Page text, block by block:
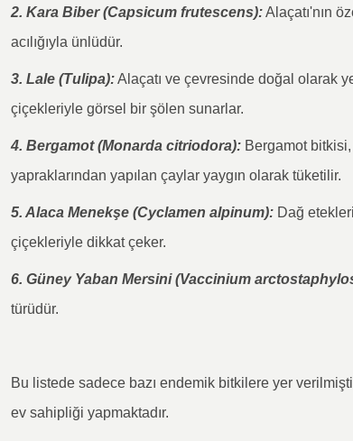
2. Kara Biber (Capsicum frutescens):Alaçatı'nın
acılığıyla ünlüdür.
3. Lale (Tulipa):Alaçatı ve çevresinde doğal olarak
çiçekleriyle görsel bir şölen sunarlar.
4. Bergamot (Monarda citriodora): Bergamot
yapraklarından yapılan çaylar yaygın olarak tüketilir.
5. Alaca Menekşe (Cyclamen alpinum): Dağ
çiçekleriyle dikkat çeker.
6. Güney Yaban Mersini (Vaccinium
türüdür.
Bu listede sadece bazı endemik bitkilere yer
ev sahipliği yapmaktadır.